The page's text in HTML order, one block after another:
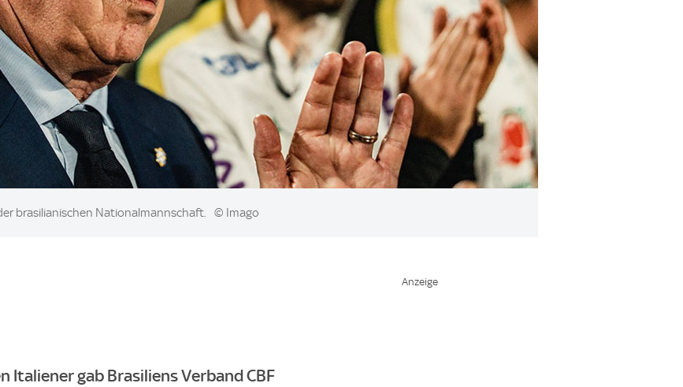
brasilianischen Nationalmannschaft. © Imago
Italiener gab Brasiliens Verband CBF